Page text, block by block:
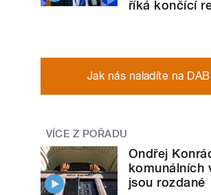
říká končící
Jak nás naladíte na
VÍCE Z POŘADU
Ondřej
komunálních
jsou rozdané